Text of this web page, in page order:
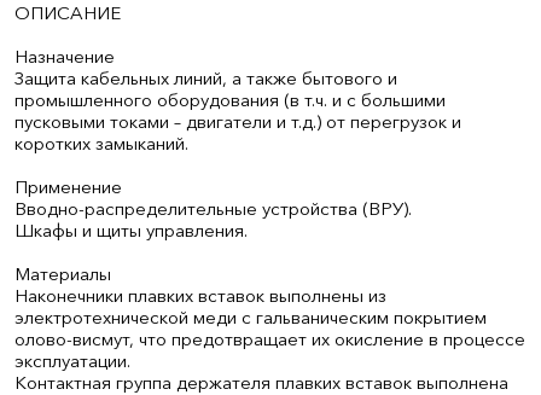
ОПИСАНИЕ
Назначение
Защита кабельных линий, а также бытового и
промышленного оборудования (в т.ч. и с большими
пусковыми токами – двигатели и т.д.) от перегрузок и
коротких замыканий.
Применение
Вводно-распределительные устройства (ВРУ).
Шкафы и щиты управления.
Материалы
Наконечники плавких вставок выполнены из
электротехнической меди с гальваническим покрытием
олово-висмут, что предотвращает их окисление в процессе
эксплуатации.
Контактная группа держателя плавких вставок выполнена